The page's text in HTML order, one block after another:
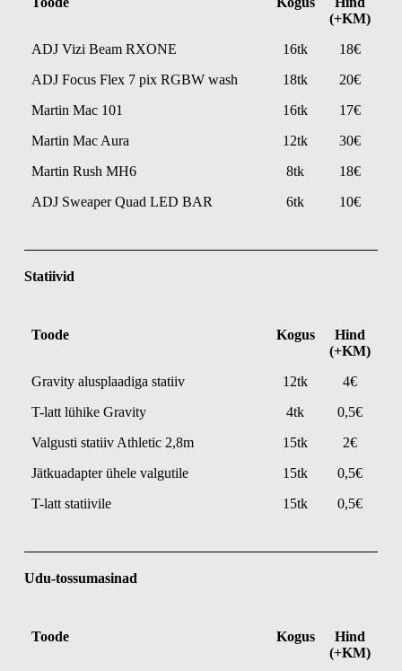
(+KM)
ADJ Vizi Beam RXONE
16tk
18€
ADJ Focus Flex 7 pix RGBW wash
18tk
20€
Martin Mac 101
16tk
17€
Martin Mac Aura
12tk
30€
Martin Rush MH6
8tk
18€
ADJ Sweaper Quad LED BAR
6tk 10€
Statiivid
Toode Kogus
Hind
(+KM)
Gravity alusplaadiga statiiv
12tk
4€
T-latt lühike Gravity
4tk
0,5€
Valgusti statiiv Athletic 2,8m
15tk
2€
Jätkuadapter ühele valgutile
15tk
0,5€
T-latt statiivile
15tk 0,5€
Udu-tossumasinad
Toode Kogus
Hind
(+KM)